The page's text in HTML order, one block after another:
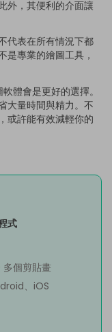
外，其便利的介面讓
代表在所有情況下都
是專業的繪圖工具，
體會是更好的選擇。
大量時間與精力。不
或許能有效減輕你的
式
多個剪貼畫
、iOS